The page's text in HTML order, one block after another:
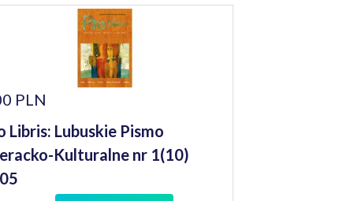
PLN
Libris: Lubuskie Pismo
Kulturalne nr 1(10)